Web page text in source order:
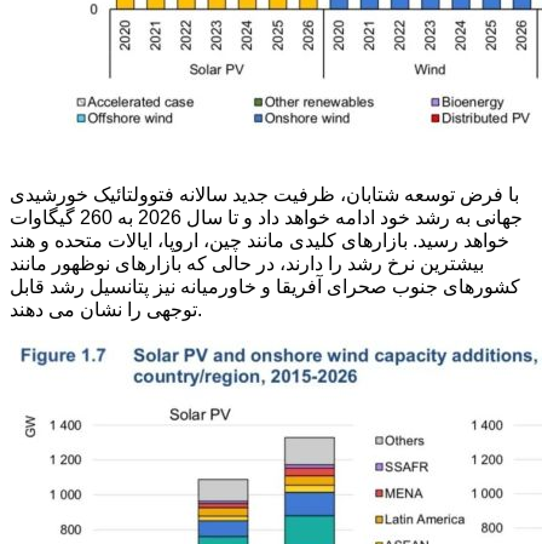
با فرض توسعه شتابان، ظرفیت جدید سالانه فتوولتائیک خورشیدی
جهانی به رشد خود ادامه خواهد داد و تا سال 2026 به 260 گیگاوات
خواهد رسید. بازارهای کلیدی مانند چین، اروپا، ایالات متحده و هند
بیشترین نرخ رشد را دارند، در حالی که بازارهای نوظهور مانند
کشورهای جنوب صحرای آفریقا و خاورمیانه نیز پتانسیل رشد قابل
توجهی را نشان می دهند.